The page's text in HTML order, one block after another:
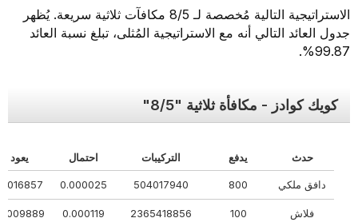
الاستراتيجية التالية مُخصصة لـ 8/5 مكافآت ثلاثية سريعة. يُظهر
جدول العائد التالي أنه مع الاستراتيجية المُثلى، تبلغ نسبة العائد
99.87%.
كويك كوادز - مكافأة ثلاثية "8/5"
حدث يدفع التركيبات احتمال يعود
دافق ملكي 800
504017940
0.000025
0.016857
فلاش
100
2365418856
0.000119
0.009889